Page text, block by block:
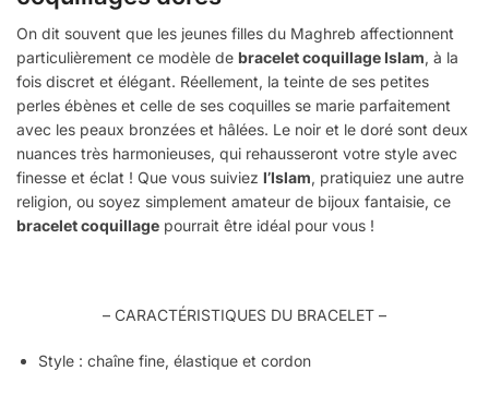
On dit souvent que les jeunes filles du Maghreb affectionnent
particulièrement ce modèle de bracelet coquillage Islam, à la
fois discret et élégant. Réellement, la teinte de ses petites
perles ébènes et celle de ses coquilles se marie parfaitement
avec les peaux bronzées et hâlées. Le noir et le doré sont deux
nuances très harmonieuses, qui rehausseront votre style avec
finesse et éclat ! Que vous suiviez l’Islam, pratiquiez une autre
religion, ou soyez simplement amateur de bijoux fantaisie, ce
bracelet coquillage pourrait être idéal pour vous !
– CARACTÉRISTIQUES DU BRACELET –
Style : chaîne fine, élastique et cordon